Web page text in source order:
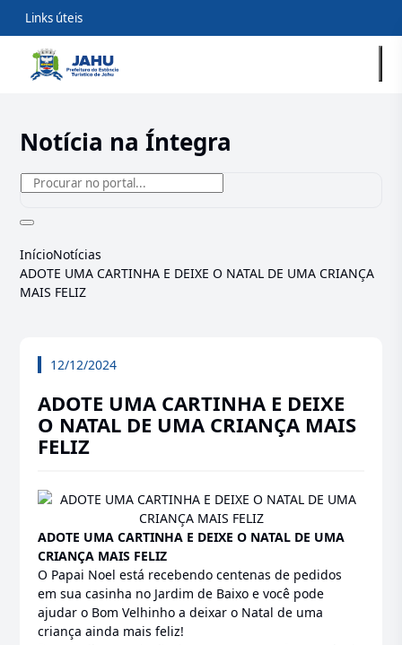
Links úteis
Notícia na Íntegra
InícioNotícias
ADOTE UMA CARTINHA E DEIXE O NATAL DE UMA CRIANÇA
MAIS FELIZ
12/12/2024
ADOTE UMA CARTINHA E DEIXE
O NATAL DE UMA CRIANÇA MAIS
FELIZ
ADOTE UMA CARTINHA E DEIXE O NATAL DE UMA
CRIANÇA MAIS FELIZ
O Papai Noel está recebendo centenas de pedidos
em sua casinha no Jardim de Baixo e você pode
ajudar o Bom Velhinho a deixar o Natal de uma
criança ainda mais feliz!